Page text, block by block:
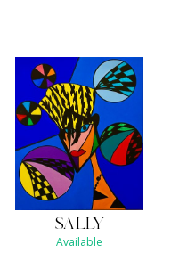
SALLY
Available